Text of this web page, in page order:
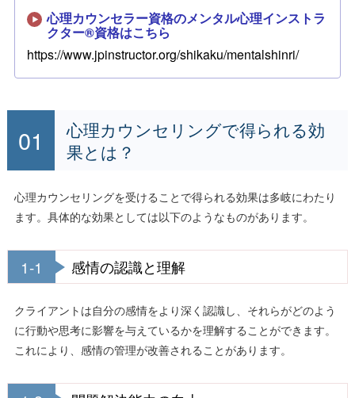
心理カウンセラー資格のメンタル心理インストラ
クター®資格はこちら
https://www.jpinstructor.org/shikaku/mentalshinri/
心理カウンセリングで得られる効
果とは？
心理カウンセリングを受けることで得られる効果は多岐にわたり
ます。具体的な効果としては以下のようなものがあります。
1-1 感情の認識と理解
クライアントは自分の感情をより深く認識し、それらがどのよう
に行動や思考に影響を与えているかを理解することができます。
これにより、感情の管理が改善されることがあります。